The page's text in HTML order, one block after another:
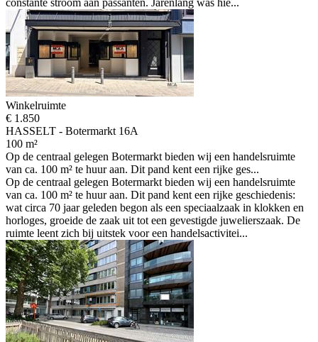
constante stroom aan passanten. Jarenlang was hie...
Winkelruimte
€ 1.850
HASSELT - Botermarkt 16A
100 m²
Op de centraal gelegen Botermarkt bieden wij een handelsruimte
van ca. 100 m² te huur aan. Dit pand kent een rijke ges...
Op de centraal gelegen Botermarkt bieden wij een handelsruimte
van ca. 100 m² te huur aan. Dit pand kent een rijke geschiedenis:
wat circa 70 jaar geleden begon als een speciaalzaak in klokken en
horloges, groeide de zaak uit tot een gevestigde juwelierszaak. De
ruimte leent zich bij uitstek voor een handelsactivitei...